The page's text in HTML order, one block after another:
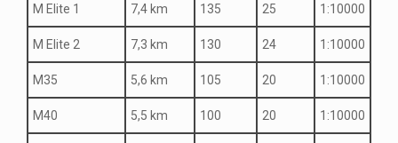
M Elite 1 7,4 km 135 25 1:10000
M Elite 2 7,3 km 130 24 1:10000
M35 5,6 km 105 20 1:10000
M40 5,5 km 100 20 1:10000